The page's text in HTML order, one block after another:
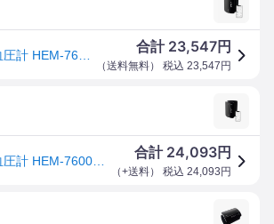
合計 23,547円
（送料無料） 税込 23,547 円
合計 24,093円
（+送料） 税込 24,093 円